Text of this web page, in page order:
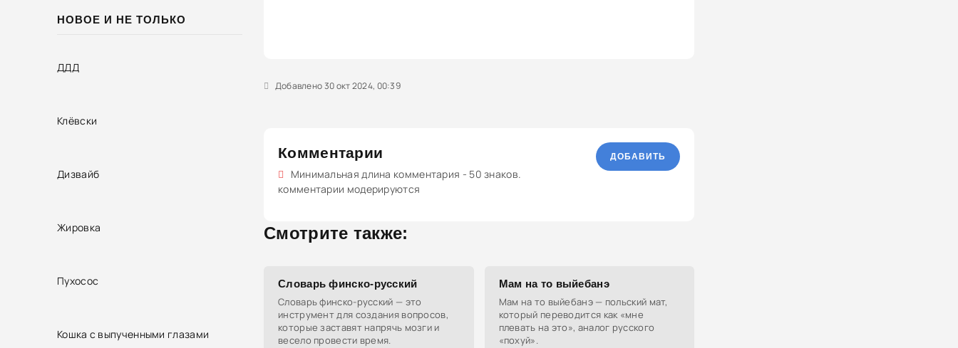
НОВОЕ И НЕ ТОЛЬКО
ДДД
Клёвски
Дизвайб
Жировка
Пухосос
Кошка с выпученными глазами
Добавлено 30 окт 2024, 00:39
Комментарии
Минимальная длина комментария - 50 знаков.
комментарии модерируются
ДОБАВИТЬ
Смотрите также:
Словарь финско-русский
Словарь финско-русский — это
инструмент для создания вопросов,
которые заставят напрячь мозги и
весело провести время.
Мам на то выйебанэ
Мам на то выйебанэ — польский мат,
который переводится как «мне
плевать на это», аналог русского
«похуй».